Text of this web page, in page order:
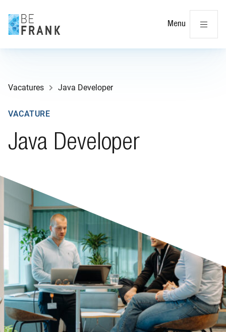
Menu
Vacatures Java Developer
Java Developer
VACATURE